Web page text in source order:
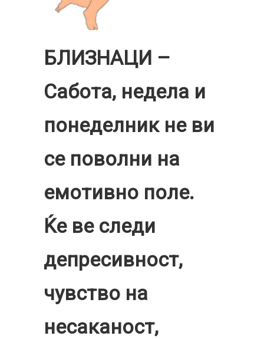
БЛИЗНАЦИ –
Сабота, недела и
понеделник не ви
се поволни на
емотивно поле.
Ќе ве следи
депресивност,
чувство на
несаканост,